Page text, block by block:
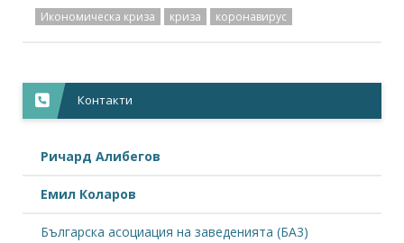
Икономическа криза криза коронавирус
Контакти
Ричард Алибегов
Емил Коларов
Българска асоциация на заведенията (БА3)